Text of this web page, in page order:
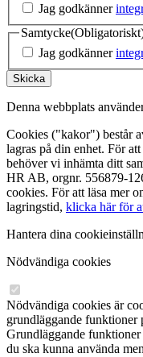
Jag godkänner
Samtycke
Jag godkänner
Skicka
Denna webbplats
Cookies ("kakor") består
lagras på din enhet. För
behöver vi inhämta ditt
HR AB, orgnr. 556879-
cookies. För att läsa mer
lagringstid, klicka här för
Hantera dina
Nödvändiga cookies
Nödvändiga cookies är
grundläggande funktioner
Grundläggande
du ska kunna använda